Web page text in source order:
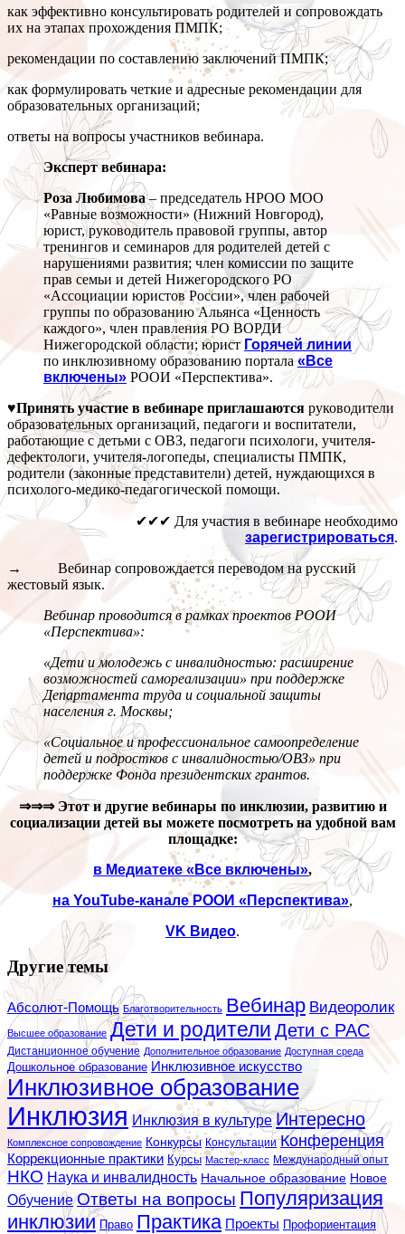
как эффективно консультировать родителей и сопровождать
их на этапах прохождения ПМПК;
рекомендации по составлению заключений ПМПК;
как формулировать четкие и адресные рекомендации для
образовательных организаций;
ответы на вопросы участников вебинара.
Эксперт вебинара:
Роза Любимова– председатель НРОО МОО
«Равные возможности» (Нижний Новгород),
юрист, руководитель правовой группы, автор
тренингов и семинаров для родителей детей с
нарушениями развития; член комиссии по защите
прав семьи и детей Нижегородского РО
«Ассоциации юристов России», член рабочей
группы по образованию Альянса «Ценность
каждого», член правления РО ВОРДИ
Нижегородской области; юрист Горячей линии
по инклюзивному образованию портала«Все
включены» РООИ «Перспектива».
♥Принять участие в вебинаре приглашаются руководители
образовательных организаций, педагоги и воспитатели,
работающие с детьми с ОВЗ, педагоги психологи, учителя-
дефектологи, учителя-логопеды, специалисты ПМПК,
родители (законные представители) детей, нуждающихся в
психолого-медико-педагогической помощи.
✔✔✔ Для участия в вебинаре необходимо
зарегистрироваться.
→ Вебинар сопровождается переводом на русский
жестовый язык.
Вебинар проводится в рамках проектов РООИ
«Перспектива»:
«Дети и молодежь с инвалидностью: расширение
возможностей самореализации» при поддержке
Департамента труда и социальной защиты
населения г. Москвы;
«Социальное и профессиональное самоопределение
детей и подростков с инвалидностью/ОВЗ» при
поддержке Фонда президентских грантов.
⇒⇒⇒ Этот и другие вебинары по инклюзии, развитию и
социализации детей вы можете посмотреть на удобной вам
площадке:
в Медиатеке «Все включены»,
на YouTube-канале РООИ «Перспектива»,
VK Видео.
Другие темы
Абсолют-Помощь Благотворительность Вебинар Видеоролик
Высшее образование Дети и родители Дети с РАС
Дистанционное обучение Дополнительное образование Доступная среда
Дошкольное образование Инклюзивное искусство
Инклюзивное образование
Инклюзия Инклюзия в культуре Интересно
Комплексное сопровождение Конкурсы Консультации Конференция
Коррекционные практики Курсы Мастер-класс Международный опыт
НКО Наука и инвалидность Начальное образование Новое
Обучение Ответы на вопросы Популяризация
инклюзии Право Практика Проекты Профориентация